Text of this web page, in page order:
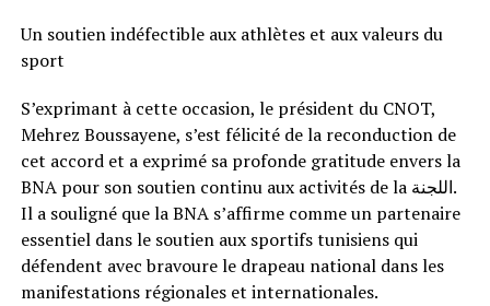
Un soutien indéfectible aux athlètes et aux valeurs du
sport
S’exprimant à cette occasion, le président du CNOT,
Mehrez Boussayene, s’est félicité de la reconduction de
cet accord et a exprimé sa profonde gratitude envers la
BNA pour son soutien continu aux activités de la اللجنة.
Il a souligné que la BNA s’affirme comme un partenaire
essentiel dans le soutien aux sportifs tunisiens qui
défendent avec bravoure le drapeau national dans les
manifestations régionales et internationales.